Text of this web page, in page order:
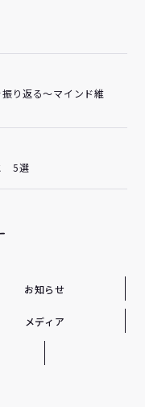
り返る～マインド維
5選
お知らせ
メディア